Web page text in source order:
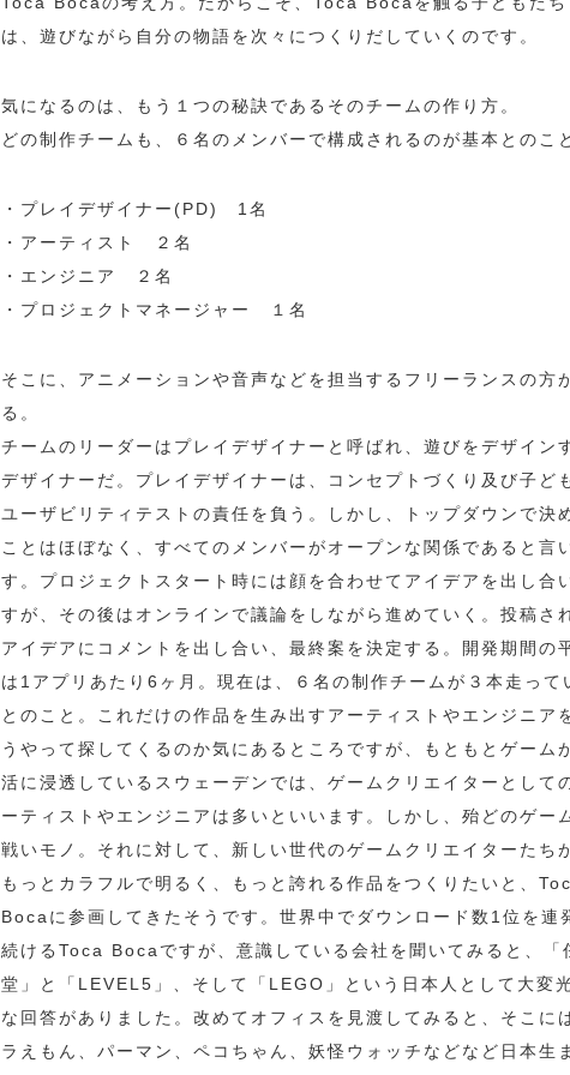
は、遊びながら自分の物語を次々につくりだしていくのです。
気になるのは、もう１つの秘訣であるそのチームの作り方。
どの制作チームも、６名のメンバーで構成されるのが基本とのこ
・プレイデザイナー(PD) 1名
・アーティスト ２名
・エンジニア ２名
・プロジェクトマネージャー １名
そこに、アニメーションや音声などを担当するフリーランスの方
る。
チームのリーダーはプレイデザイナーと呼ばれ、遊びをデザイン
デザイナーだ。プレイデザイナーは、コンセプトづくり及び子ど
ユーザビリティテストの責任を負う。しかし、トップダウンで決
ことはほぼなく、すべてのメンバーがオープンな関係であると言
す。プロジェクトスタート時には顔を合わせてアイデアを出し合
すが、その後はオンラインで議論をしながら進めていく。投稿さ
アイデアにコメントを出し合い、最終案を決定する。開発期間の
は1アプリあたり6ヶ月。現在は、６名の制作チームが３本走って
とのこと。これだけの作品を生み出すアーティストやエンジニア
うやって探してくるのか気にあるところですが、もともとゲーム
活に浸透しているスウェーデンでは、ゲームクリエイターとして
ーティストやエンジニアは多いといいます。しかし、殆どのゲー
戦いモノ。それに対して、新しい世代のゲームクリエイターたち
もっとカラフルで明るく、もっと誇れる作品をつくりたいと、
Bocaに参画してきたそうです。世界中でダウンロード数1位を連
続けるToca Bocaですが、意識している会社を聞いてみると、「
堂」と「LEVEL5」、そして「LEGO」という日本人として大変
な回答がありました。改めてオフィスを見渡してみると、そこに
ラえもん、パーマン、ペコちゃん、妖怪ウォッチなどなど日本生